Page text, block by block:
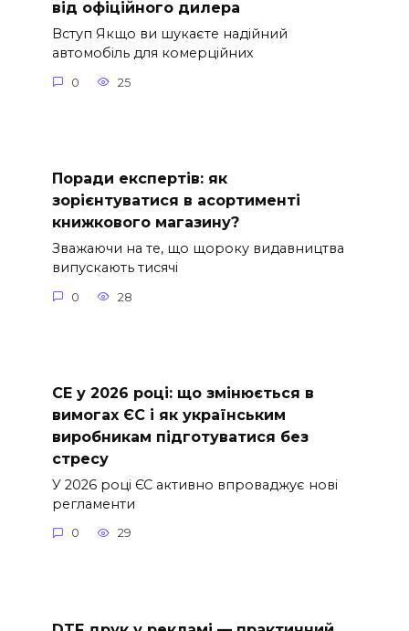
від офіційного дилера
Вступ Якщо ви шукаєте надійний
автомобіль для комерційних
0 25
Поради експертів: як
зорієнтуватися в асортименті
книжкового магазину?
Зважаючи на те, що щороку видавництва
випускають тисячі
0 28
СE у 2026 році: що змінюється в
вимогах ЄС і як українським
виробникам підготуватися без
стресу
У 2026 році ЄС активно впроваджує нові
регламенти
0 29